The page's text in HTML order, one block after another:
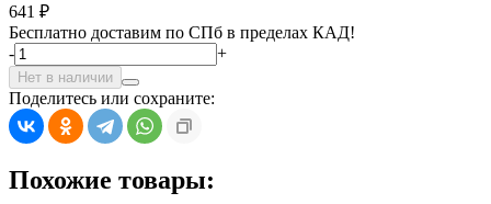
641 ₽
Бесплатно доставим по СПб в пределах КАД!
-
+
Нет в наличии
Поделитесь или сохраните:
Похожие товары: